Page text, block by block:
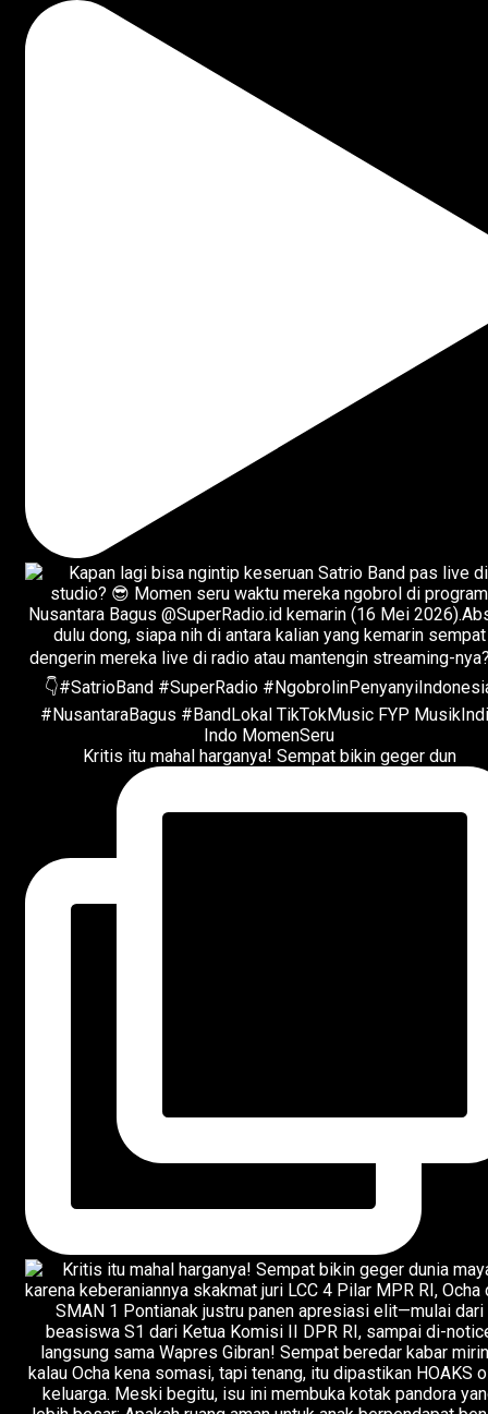
Kritis itu mahal harganya! Sempat bikin geger dun